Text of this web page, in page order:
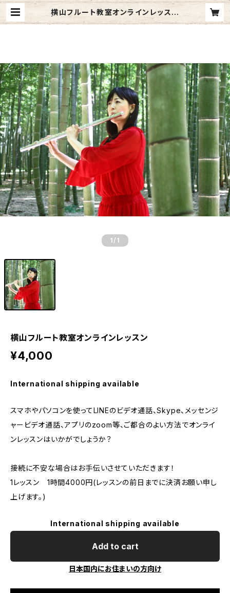
横山フルート教室オンラインレッスン
| フルート横山聡子CD＆GOODS（ト
1 /1
横山フルート教室オンラインレッスン
¥4,000
International shipping available
スマホやパソコンを使ってLINEのビデオ通話、Skype、メッセンジ
ャービデオ通話、アプリのzoom等、ご都合のよい方法でオンライ
ンレッスンはいかがでしょうか？
接続に不安な場合はお手伝いさせていただきます！
1レッスン 1時間4000円(レッスンの前日までに決済お願い申し
上げます。)
International shipping available
Add to cart
日本国内にお住まいの方向け